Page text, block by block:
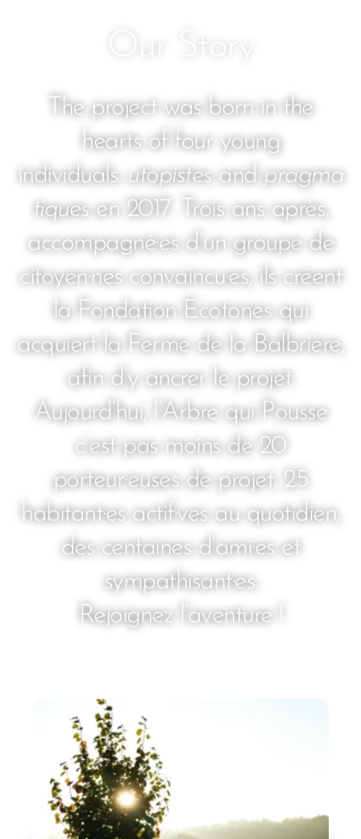
The project was born in the
hearts of four young
individuals. utopistesandpragma
tiquesen 2017. Trois ans après,
accompagné·es d’un groupe de
citoyen·nes convaincu·es, ils créent
la Fondation Ecotones qui
acquiert la Ferme de la Balbrière,
afin d’y ancrer le projet.
Aujourd’hui, l’Arbre qui Pousse
c’est pas moins de 20
porteur·euses de projet, 25
habitant·es actif·ves au quotidien,
des centaines d’ami·es et
sympathisant·es.
Rejoignez l’aventure !